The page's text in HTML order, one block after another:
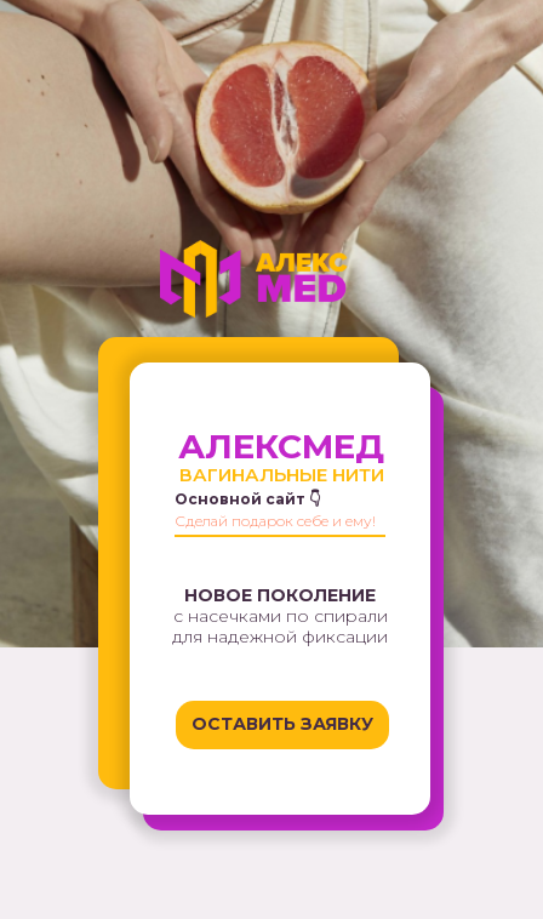
АЛЕКСМЕД
ВАГИНАЛЬНЫЕ НИТИ
Основной сайт 👇
Сделай подарок себе и ему!
НОВОЕ ПОКОЛЕНИЕ
с насечками по спирали
для надежной фиксации
ОСТАВИТЬ ЗАЯВКУ